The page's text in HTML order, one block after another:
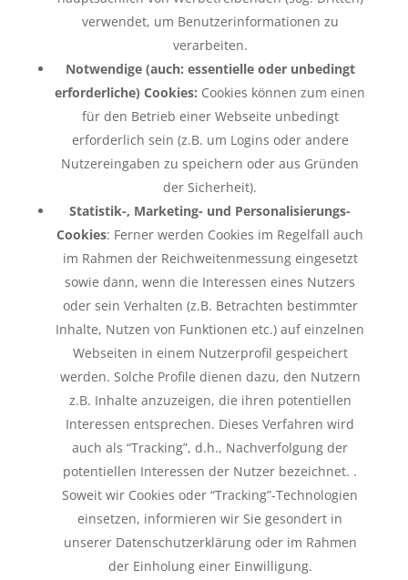
verwendet, um Benutzerinformationen zu
verarbeiten.
Notwendige (auch: essentielle oder unbedingt
erforderliche) Cookies: Cookies können zum einen
für den Betrieb einer Webseite unbedingt
erforderlich sein (z.B. um Logins oder andere
Nutzereingaben zu speichern oder aus Gründen
der Sicherheit).
Statistik-, Marketing- und Personalisierungs-
Cookies: Ferner werden Cookies im Regelfall auch
im Rahmen der Reichweitenmessung eingesetzt
sowie dann, wenn die Interessen eines Nutzers
oder sein Verhalten (z.B. Betrachten bestimmter
Inhalte, Nutzen von Funktionen etc.) auf einzelnen
Webseiten in einem Nutzerprofil gespeichert
werden. Solche Profile dienen dazu, den Nutzern
z.B. Inhalte anzuzeigen, die ihren potentiellen
Interessen entsprechen. Dieses Verfahren wird
auch als “Tracking”, d.h., Nachverfolgung der
potentiellen Interessen der Nutzer bezeichnet. .
Soweit wir Cookies oder “Tracking”-Technologien
einsetzen, informieren wir Sie gesondert in
unserer Datenschutzerklärung oder im Rahmen
der Einholung einer Einwilligung.